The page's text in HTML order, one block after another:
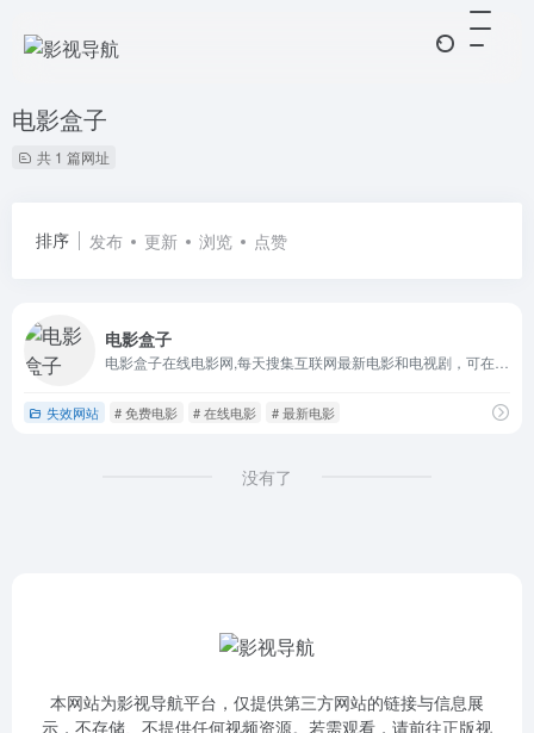
电影盒子
共 1 篇网址
排序 发布 更新 浏览 点赞
电影盒子
失效网站 # 免费电影 # 在线电影 # 最新电影
没有了
本网站为影视导航平台，仅提供第三方网站的链接与信息展
示，不存储、不提供任何视频资源。若需观看，请前往正版视